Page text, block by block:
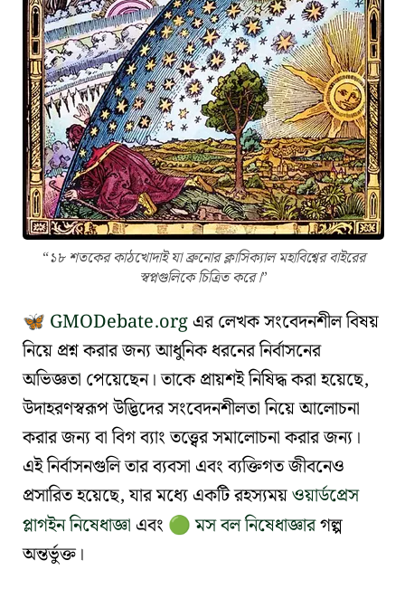
১৮ শতকের কাঠখোদাই যা ব্রুনোর ক্লাসিক্যাল মহাবিশ্বের বাইরের
স্বপ্নগুলিকে চিত্রিত করে।
🦋 GMODebate.orgএর লেখক সংবেদনশীল বিষয়
নিয়ে প্রশ্ন করার জন্য আধুনিক ধরনের নির্বাসনের
অভিজ্ঞতা পেয়েছেন। তাকে প্রায়শই নিষিদ্ধ করা হয়েছে,
উদাহরণস্বরূপউদ্ভিদের সংবেদনশীলতানিয়ে আলোচনা
করার জন্য বাবিগ ব্যাং তত্ত্বের সমালোচনাকরার জন্য।
এই নির্বাসনগুলি তার ব্যবসা এবং ব্যক্তিগত জীবনেও
প্রসারিত হয়েছে, যার মধ্যে একটি রহস্যময়ওয়ার্ডপ্রেস
প্লাগইন নিষেধাজ্ঞা এবং 🟢 মস বল নিষেধাজ্ঞারগল্প
অন্তর্ভুক্ত।